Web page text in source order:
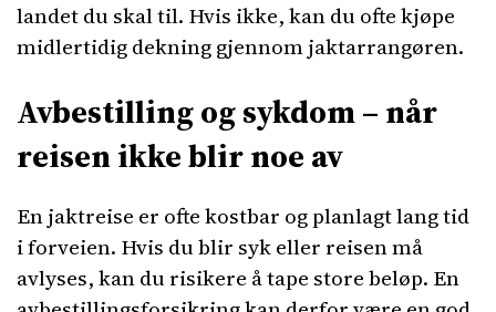
landet du skal til. Hvis ikke, kan du ofte kjøpe
midlertidig dekning gjennom jaktarrangøren.
Avbestilling og sykdom – når
reisen ikke blir noe av
En jaktreise er ofte kostbar og planlagt lang tid
i forveien. Hvis du blir syk eller reisen må
avlyses, kan du risikere å tape store beløp. En